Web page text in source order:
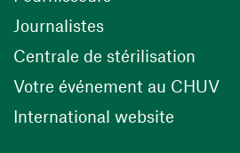
Journalistes
Centrale de stérilisation
Votre événement au CHUV
International website